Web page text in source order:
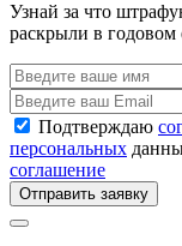
Узнай за что
раскрыли в годовом
Подтверждаю
персональных
соглашение
Отправить заявку